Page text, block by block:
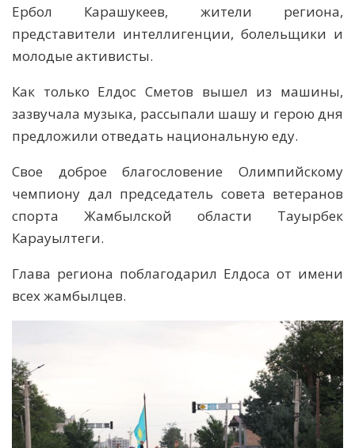
Ербол Карашукеев, жители региона,
представители интеллигенции, болельщики и
молодые активисты.
Как только Елдос Сметов вышел из машины,
зазвучала музыка, рассыпали шашу и герою дня
предложили отведать национальную еду.
Свое доброе благословение Олимпийскому
чемпиону дал председатель совета ветеранов
спорта Жамбылской области Тауырбек
Карауылтеги.
Глава региона поблагодарил Елдоса от имени
всех жамбылцев.